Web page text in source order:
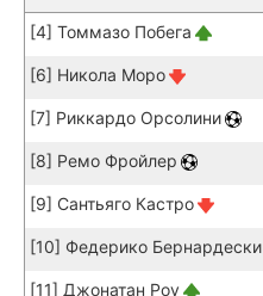
[4] Томмазо Побега
[6] Никола Моро
[7] Риккардо Орсолини
[8] Ремо Фройлер
[9] Сантьяго Кастро
[10] Федерико Бернардески
[11] Джонатан Роу